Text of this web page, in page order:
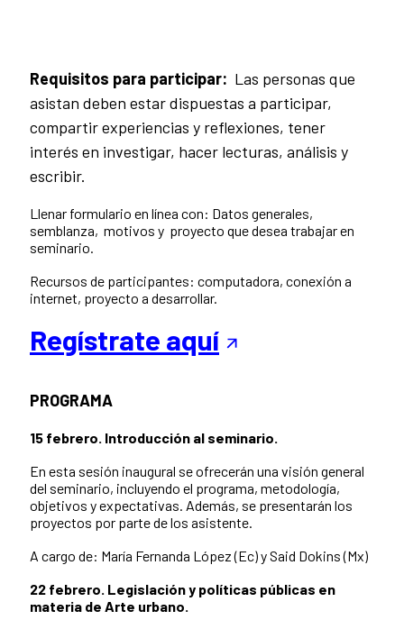
Requisitos para participar: Las personas que
asistan deben estar dispuestas a participar,
compartir experiencias y reflexiones, tener
interés en investigar, hacer lecturas, análisis y
escribir.
Llenar formulario en línea con: Datos generales,
semblanza, motivos y proyecto que desea trabajar en
seminario.
Recursos de participantes: computadora, conexión a
internet, proyecto a desarrollar.
Regístrate aquí
PROGRAMA
15 febrero. Introducción al seminario.
En esta sesión inaugural se ofrecerán una visión general
del seminario, incluyendo el programa, metodología,
objetivos y expectativas. Además, se presentarán los
proyectos por parte de los asistente.
A cargo de: María Fernanda López (Ec) y Said Dokins (Mx)
22 febrero. Legislación y políticas públicas en
materia de Arte urbano.